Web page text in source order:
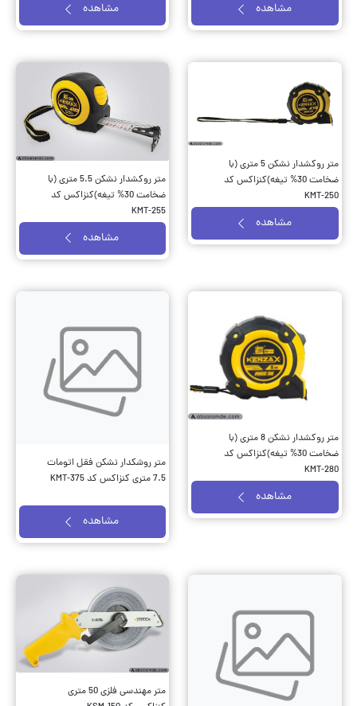
مشاهده مشاهده
متر روکشدار نشکن 5 متری (با
ضخامت 30% تیغه)کنزاکس کد
KMT-250
مشاهده
متر روکشدار نشکن 5.5 متری (با
ضخامت 30% تیغه)کنزاکس کد
KMT-255
مشاهده
متر روکشدار نشکن 8 متری (با
ضخامت 30% تیغه)کنزاکس کد
KMT-280
مشاهده
متر روشکدار نشکن فقل اتومات
7.5 متری کنزاکس کد KMT-375
مشاهده
متر مهندسی فلزی 50 متری